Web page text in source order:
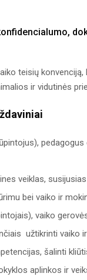
teisių
ir vidutinės
veiklas,
bei vaiko ir
vaiko
užtikrinti vaiko
šalinti
aplinkos ir